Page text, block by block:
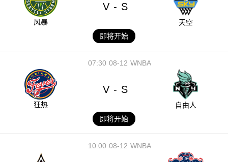
风暴
V - S
天空
即将开始
08-12
07:30 WNBA
狂热
V - S
自由人
即将开始
08-12
10:00 WNBA